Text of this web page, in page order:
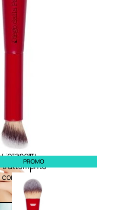
Corpo
Trattamento
unghie
Trattamento
anticellulite
Cofanetti
trattamento
corpo
PROMO